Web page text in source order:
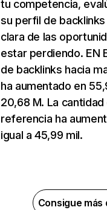
tu competencia,
su perfil de
clara de las
estar perdiendo. EN
de backlinks hacia
ha aumentado en
20,68 M. La
referencia ha
igual a 45,99 mil.
Consigue